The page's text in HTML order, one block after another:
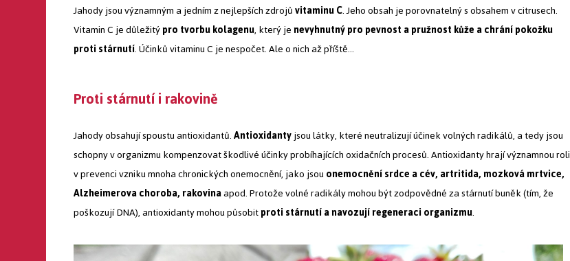
Jahody jsou významným a jedním z nejlepších zdrojůvitaminu C. Jeho obsah je porovnatelný s obsahem v citrusech.
Vitamin C je důležitýpro tvorbu kolagenu, který jenevyhnutný pro pevnost a pružnost kůže a chrání pokožku
proti stárnutí. Účinků vitaminu C je nespočet. Ale o nich až příště…
Proti stárnutí i rakovině
Jahody obsahují spoustu antioxidantů.Antioxidantyjsou látky, které neutralizují účinek volných radikálů, a tedy jsou
schopny v organizmu kompenzovat škodlivé účinky probíhajících oxidačních procesů. Antioxidanty hrají významnou roli
v prevenci vzniku mnoha chronických onemocnění, jako jsouonemocnění srdce a cév, artritida, mozková mrtvice,
Alzheimerova choroba, rakovinaapod. Protože volné radikály mohou být zodpovědné za stárnutí buněk (tím, že
poškozují DNA), antioxidanty mohou působitproti stárnutí a navozují regeneraci organizmu.